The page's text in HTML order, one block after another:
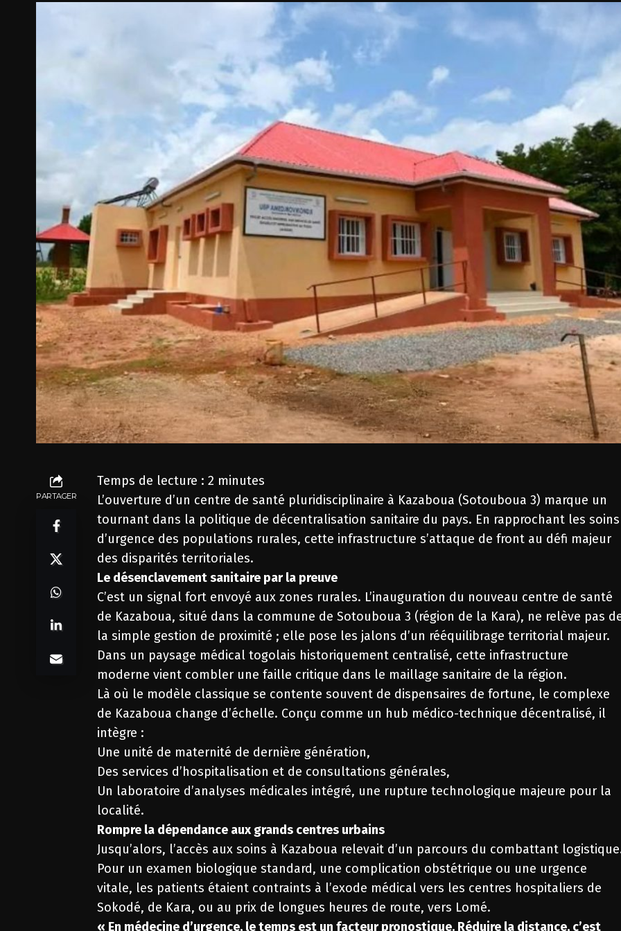
PARTAGER
Temps de lecture :2 minutes
L’ouverture d’un centre de santé pluridisciplinaire à Kazaboua (Sotouboua 3) marque un
tournant dans la politique de décentralisation sanitaire du pays. En rapprochant les soins
d’urgence des populations rurales, cette infrastructure s’attaque de front au défi majeur
des disparités territoriales.
Le désenclavement sanitaire par la preuve
C’est un signal fort envoyé aux zones rurales. L’inauguration du nouveau centre de santé
de Kazaboua, situé dans la commune de Sotouboua 3 (région de la Kara), ne relève pas
la simple gestion de proximité ; elle pose les jalons d’un rééquilibrage territorial majeur.
Dans un paysage médical togolais historiquement centralisé, cette infrastructure
moderne vient combler une faille critique dans le maillage sanitaire de la région.
Là où le modèle classique se contente souvent de dispensaires de fortune, le complexe
de Kazaboua change d’échelle. Conçu comme un hub médico-technique décentralisé, il
intègre :
Une unité de maternité de dernière génération,
Des services d’hospitalisation et de consultations générales,
Un laboratoire d’analyses médicales intégré, une rupture technologique majeure pour la
localité.
Rompre la dépendance aux grands centres urbains
Jusqu’alors, l’accès aux soins à Kazaboua relevait d’un parcours du combattant
Pour un examen biologique standard, une complication obstétrique ou une urgence
vitale, les patients étaient contraints à l’exode médical vers les centres hospitaliers de
Sokodé, de Kara, ou au prix de longues heures de route, vers Lomé.
« En médecine d’urgence, le temps est un facteur pronostique. Réduire la distance, c’est